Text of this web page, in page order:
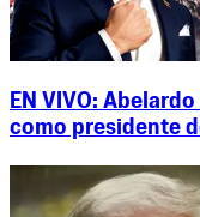
EN VIVO:
como presidente